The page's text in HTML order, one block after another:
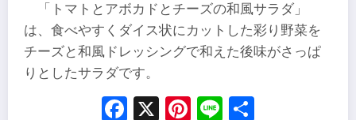
「トマトとアボカドとチーズの和風サラダ」
は、食べやすくダイス状にカットした彩り野菜を
チーズと和風ドレッシングで和えた後味がさっぱ
りとしたサラダです。
Facebook
X Pinterest
Line